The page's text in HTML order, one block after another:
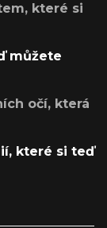
které si
můžete
očí, která
které si teď